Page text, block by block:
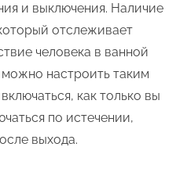
и выключения. Наличие
отслеживает
человека в ванной
настроить таким
как только вы
по истечении,
выхода.